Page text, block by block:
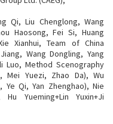
Qi, Liu Chenglong, Wang
Haosong, Fei Si, Huang
Xianhui, Team of China
Wang Dongling, Yang
Luo, Method Scenography
Mei Yuezi, Zhao Da), Wu
Ye Qi, Yan Zhenghao), Nie
Yueming+Lin Yuxin+Ji